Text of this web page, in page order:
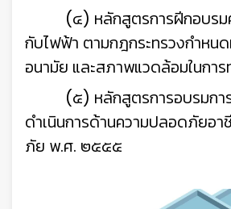
(๔) หลักสูตรการฝีกอบรม
กับไฟฟ้า ตามกฎกระทรวงกำหน
อนามัย และสภาพแวดล้อมในกา
(๕) หลักสูตรการอบรมกา
ดำเนินการด้านความปลอดภัยอา
ภัย พ.ศ. ๒๕๕๕